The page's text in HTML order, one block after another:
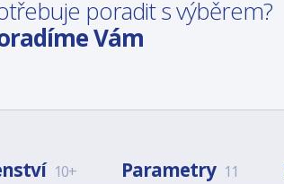
poradit s výběrem?
Vám
10+ Parametry 11